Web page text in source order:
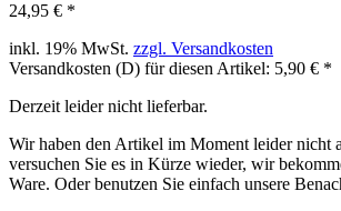
24,95 € *
inkl. 19% MwSt. zzgl. Versandkosten
Versandkosten (D) für diesen Artikel: 5,90 € *
Derzeit leider nicht lieferbar.
Wir haben den Artikel im Moment leider nicht
versuchen Sie es in Kürze wieder, wir
Ware. Oder benutzen Sie einfach unsere